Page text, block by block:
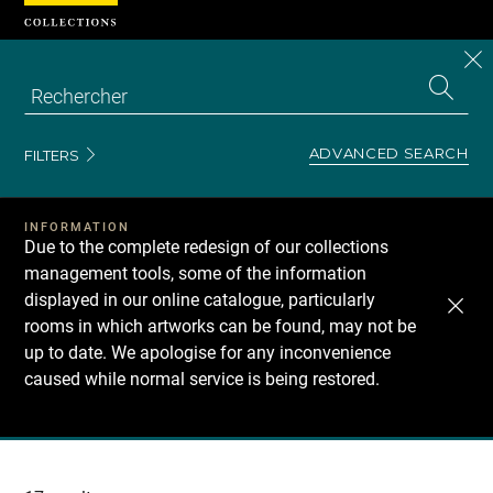
FILTERS ADVANCED SEARCH
INFORMATION
Due to the complete redesign of our collections
management tools, some of the information
displayed in our online catalogue, particularly
rooms in which artworks can be found, may not be
up to date. We apologise for any inconvenience
caused while normal service is being restored.
Recherche
Cookies management panel